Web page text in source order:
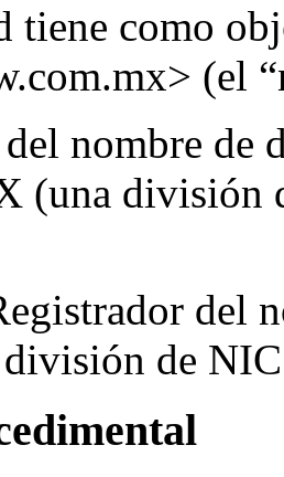
tiene como
(el
nombre de
(una división
del
de